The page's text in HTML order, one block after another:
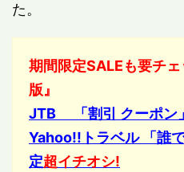
た。
期間限定SALEも要チ
版』
JTB 「割引 クーポ
Yahoo!!トラベル 「誰
定超イチオシ!